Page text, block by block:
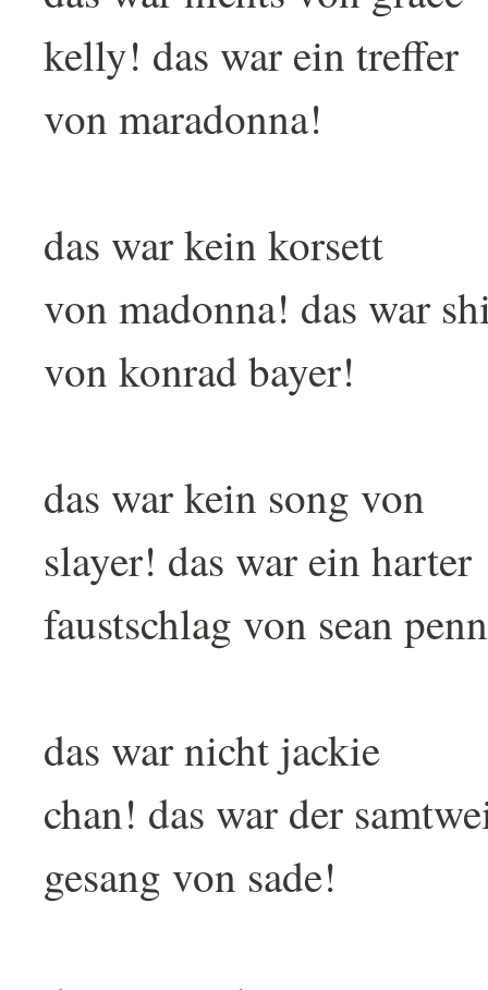
kelly! das war ein treffer
von maradonna!
das war kein korsett
von madonna! das war
von konrad bayer!
das war kein song von
slayer! das war ein harter
faustschlag von sean
das war nicht jackie
chan! das war der
gesang von sade!